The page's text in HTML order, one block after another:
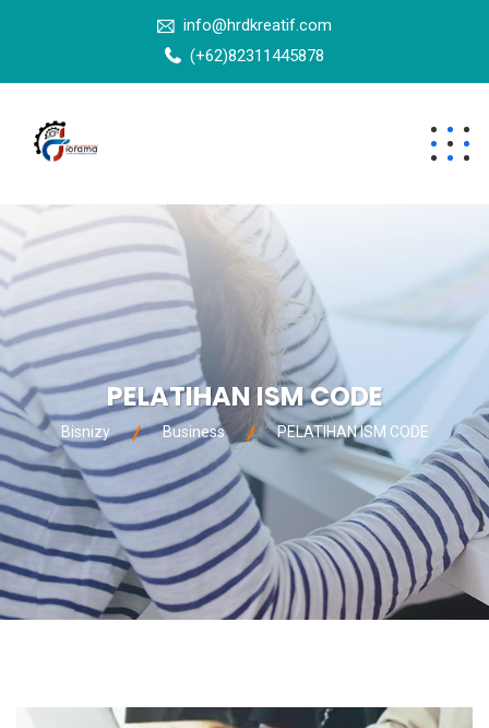
info@hrdkreatif.com
(+62)82311445878
PELATIHAN ISM CODE
Bisnizy Business PELATIHAN ISM CODE